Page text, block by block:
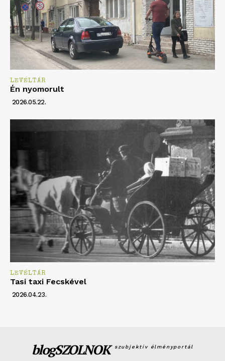
LEVÉLTÁR
Én nyomorult
2026.05.22.
LEVÉLTÁR
Tasi taxi Fecskével
2026.04.23.
blogSZOLNOK szubjektív élményportál